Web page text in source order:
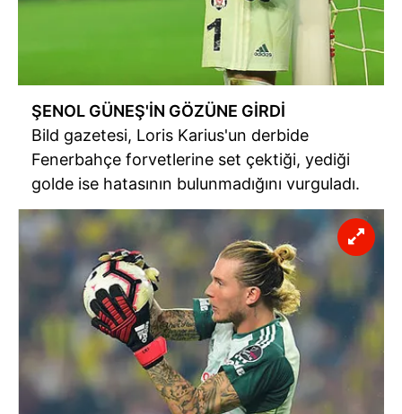
ŞENOL GÜNEŞ'İN GÖZÜNE GİRDİ
Bild gazetesi, Loris Karius'un derbide
Fenerbahçe forvetlerine set çektiği, yediği
golde ise hatasının bulunmadığını vurguladı.